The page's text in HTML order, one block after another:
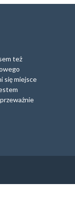
też
się miejsce